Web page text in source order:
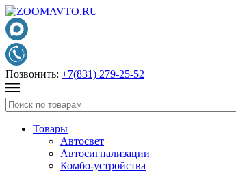
Позвонить: +7(831) 279-25-52
Товары
Автосвет
Автосигнализации
Комбо-устройства